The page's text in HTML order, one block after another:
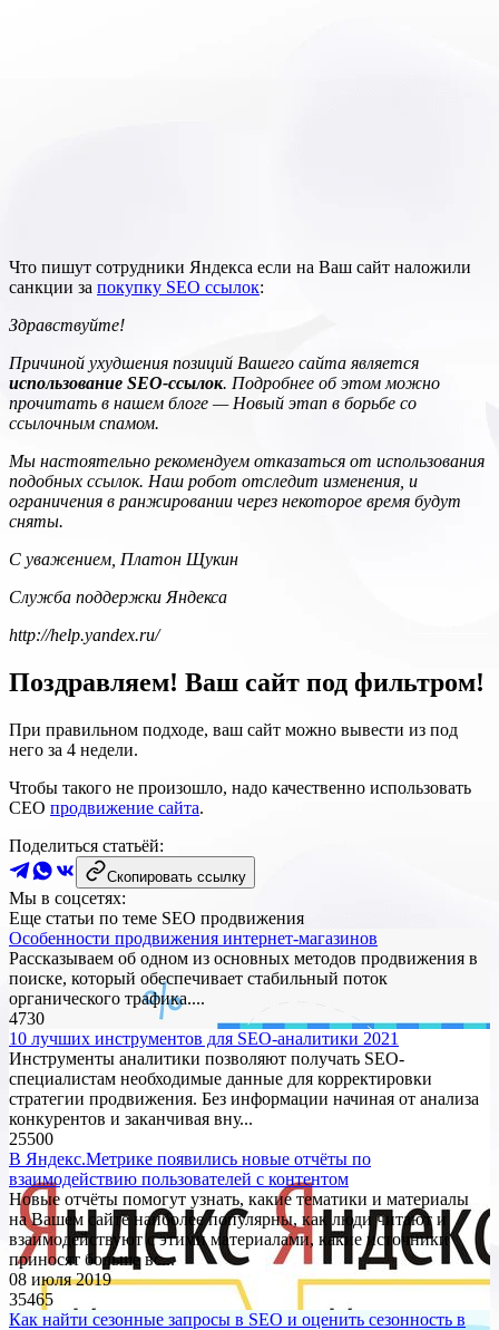
Что пишут сотрудники Яндекса если на Ваш сайт наложили
санкции за покупку SEO ссылок:
Здравствуйте!
Причиной ухудшения позиций Вашего сайта является
использование SEO-ссылок. Подробнее об этом можно
прочитать в нашем блоге —Новый этап в борьбе со
ссылочным спамом.
Мы настоятельно рекомендуем отказаться от использования
подобных ссылок. Наш робот отследит изменения, и
ограничения в ранжировании через некоторое время будут
сняты.
С уважением, Платон Щукин
Служба поддержки Яндекса
http://help.yandex.ru/
Поздравляем! Ваш сайт под фильтром!
При правильном подходе, ваш сайт можно вывести из под
него за 4 недели.
Чтобы такого не произошло, надо качественно использовать
СЕО продвижение сайта.
Поделиться статьёй:
Скопировать ссылку
Мы в соцсетях:
Еще статьи по теме SEO продвижения
Особенности продвижения интернет-магазинов
Рассказываем об одном из основных методов продвижения в
поиске, который обеспечивает стабильный поток
органического трафика....
4730
10 лучших инструментов для SEO-аналитики 2021
Инструменты аналитики позволяют получать SEO-
специалистам необходимые данные для корректировки
стратегии продвижения. Без информации начиная от анализа
конкурентов и заканчивая вну...
25500
В Яндекс.Метрике появились новые отчёты по
взаимодействию пользователей с контентом
Новые отчёты помогут узнать, какие тематики и материалы
на Вашем сайте наиболее популярны, как люди читают и
взаимодействуют с этими материалами, какие источники
приносят больше вс...
08 июля 2019
35465
Как найти сезонные запросы в SEO и оценить сезонность в